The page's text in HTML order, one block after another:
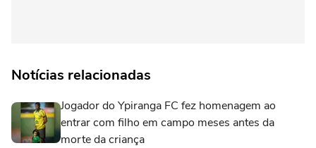
Notícias relacionadas
Jogador do Ypiranga FC fez homenagem ao
entrar com filho em campo meses antes da
morte da criança